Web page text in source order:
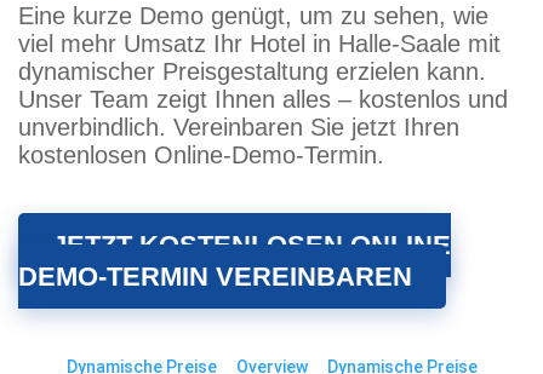
Eine kurze Demo genügt, um zu sehen, wie
viel mehr Umsatz Ihr Hotel in Halle-Saale mit
dynamischer Preisgestaltung erzielen kann.
Unser Team zeigt Ihnen alles – kostenlos und
unverbindlich. Vereinbaren Sie jetzt Ihren
kostenlosen Online-Demo-Termin.
JETZT KOSTENLOSEN ONLINE
DEMO-TERMIN VEREINBAREN
Dynamische Preise Overview Dynamische Preise